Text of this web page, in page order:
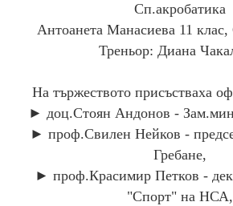
СВОБОДНИ РАБОТНИ МЕСТА
БЮДЖЕТ
ПРОЕКТИ
Сп.акробатика
Антоанета Манасиева 11 клас,
Треньор: Диана
На тържеството присъстваха
► доц.Стоян Андонов -
► проф.Свилен Нейков -
Гребане,
► проф.Красимир Петков -
"Спорт" на НСА,